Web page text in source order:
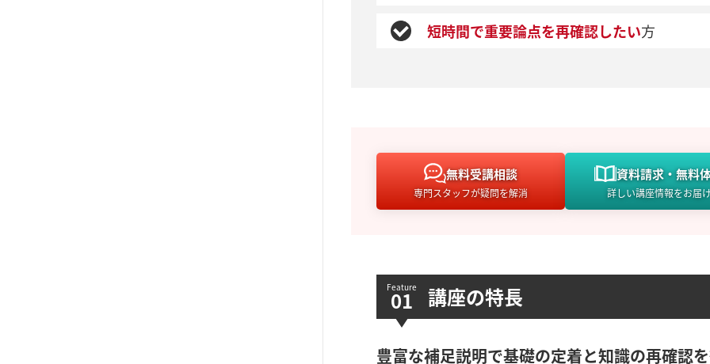
短時間で重要論点を再確認したい方
無料受講相談
専門スタッフが疑問を解消
資料請求・無料
詳しい講座情報をお届
講座の特長
豊富な補足説明で基礎の定着と知識の再確認